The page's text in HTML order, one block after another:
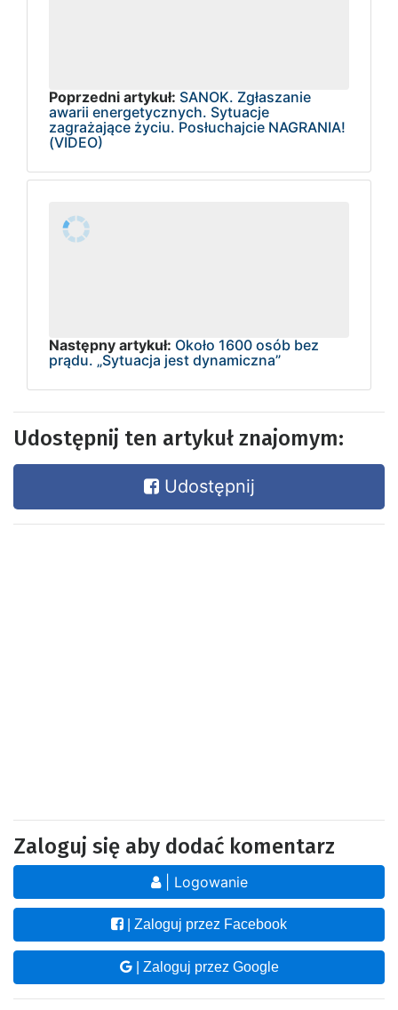
Poprzedni artykuł: SANOK. Zgłaszanie
awarii energetycznych. Sytuacje
zagrażające życiu. Posłuchajcie NAGRANIA!
(VIDEO)
Następny artykuł: Około 1600 osób bez
prądu. „Sytuacja jest dynamiczna”
Udostępnij ten artykuł znajomym:
Udostępnij
Zaloguj się aby dodać komentarz
| Logowanie
| Zaloguj przez Facebook
| Zaloguj przez Google